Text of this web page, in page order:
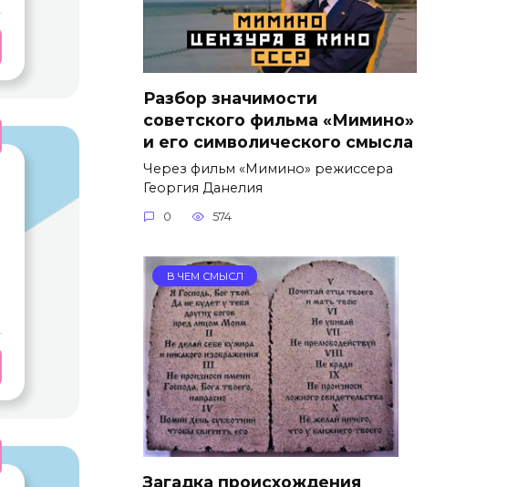
Разбор значимости
советского фильма «Мимино»
и его символического смысла
Через фильм «Мимино» режиссера
Георгия Данелия
0 574
В ЧЕМ СМЫСЛ
Загадка происхождения